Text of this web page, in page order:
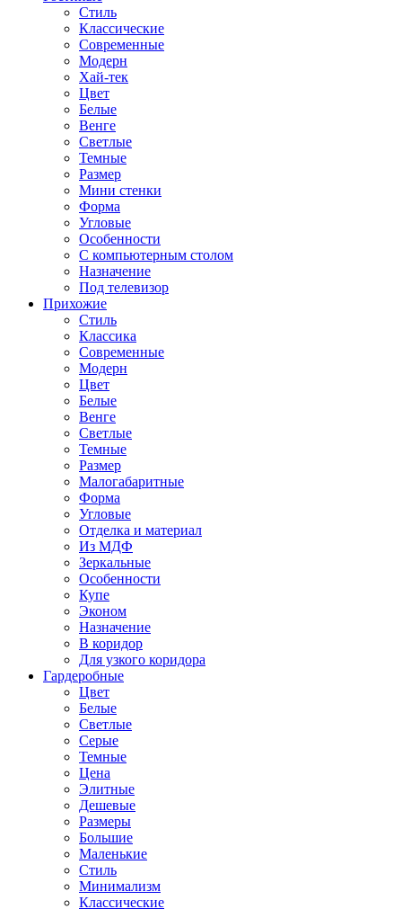
Стиль
Классические
Современные
Модерн
Хай-тек
Цвет
Белые
Венге
Светлые
Темные
Размер
Мини стенки
Форма
Угловые
Особенности
С компьютерным столом
Назначение
Под телевизор
Прихожие
Стиль
Классика
Современные
Модерн
Цвет
Белые
Венге
Светлые
Темные
Размер
Малогабаритные
Форма
Угловые
Отделка и материал
Из МДФ
Зеркальные
Особенности
Купе
Эконом
Назначение
В коридор
Для узкого коридора
Гардеробные
Цвет
Белые
Светлые
Серые
Темные
Цена
Элитные
Дешевые
Размеры
Большие
Маленькие
Стиль
Минимализм
Классические